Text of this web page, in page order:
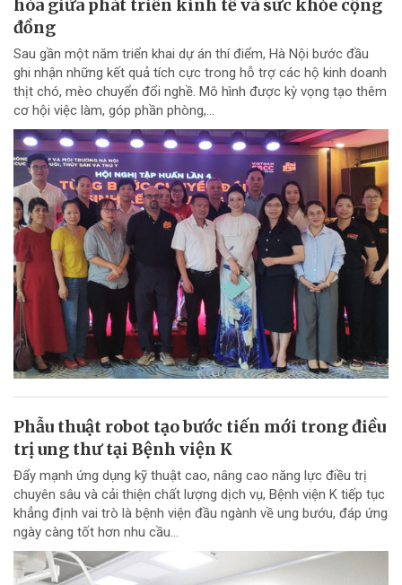
hòa giữa phát triển kinh tế và sức khỏe cộng
đồng
Sau gần một năm triển khai dự án thí điểm, Hà Nội bước đầu
ghi nhận những kết quả tích cực trong hỗ trợ các hộ kinh doanh
thịt chó, mèo chuyển đổi nghề. Mô hình được kỳ vọng tạo thêm
cơ hội việc làm, góp phần phòng,...
Phẫu thuật robot tạo bước tiến mới trong điều
trị ung thư tại Bệnh viện K
Đẩy mạnh ứng dụng kỹ thuật cao, nâng cao năng lực điều trị
chuyên sâu và cải thiện chất lượng dịch vụ, Bệnh viện K tiếp tục
khẳng định vai trò là bệnh viện đầu ngành về ung bướu, đáp ứng
ngày càng tốt hơn nhu cầu...